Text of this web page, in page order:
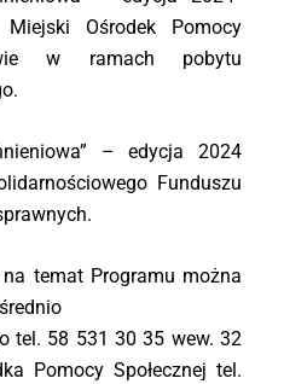
Ośrodek Pomocy
w ramach pobytu
– edycja 2024
Funduszu
temat Programu można
tel. 58 531 30 35 wew. 32
Pomocy Społecznej tel.